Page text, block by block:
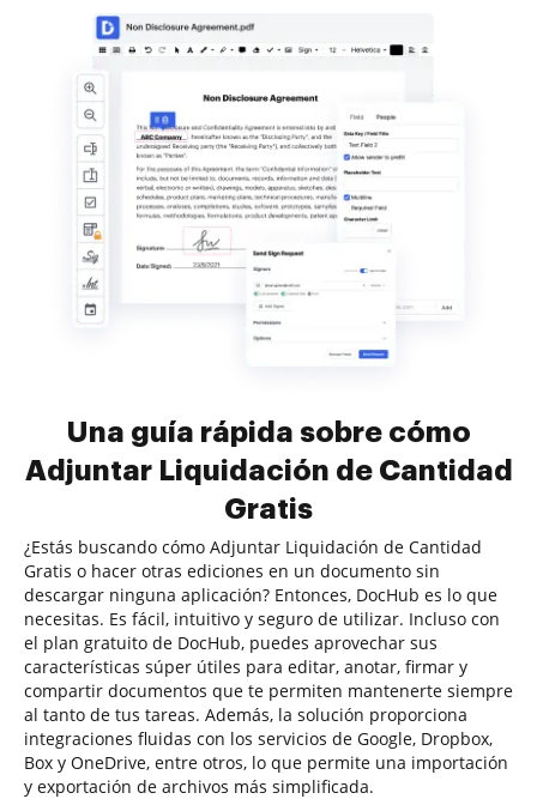
Una guía rápida sobre cómo
Adjuntar Liquidación de Cantidad
Gratis
¿Estás buscando cómo Adjuntar Liquidación de Cantidad
Gratis o hacer otras ediciones en un documento sin
descargar ninguna aplicación? Entonces, DocHub es lo que
necesitas. Es fácil, intuitivo y seguro de utilizar. Incluso con
el plan gratuito de DocHub, puedes aprovechar sus
características súper útiles para editar, anotar, firmar y
compartir documentos que te permiten mantenerte siempre
al tanto de tus tareas. Además, la solución proporciona
integraciones fluidas con los servicios de Google, Dropbox,
Box y OneDrive, entre otros, lo que permite una importación
y exportación de archivos más simplificada.